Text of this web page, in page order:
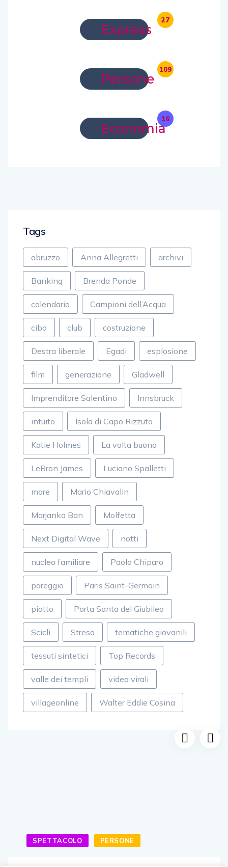
Express
27
Persone
109
Economia
16
Tags
abruzzo Anna Allegretti archivi
Banking Brenda Ponde
calendario Campioni dell’Acqua
cibo club costruzione
Destra liberale Egadi esplosione
film generazione Gladwell
Imprenditore Salentino Innsbruck
intuito Isola di Capo Rizzuto
Katie Holmes La volta buona
LeBron James Luciano Spalletti
mare Mario Chiavalin
Marjanka Ban Molfetta
Next Digital Wave notti
nucleo familiare Paolo Chiparo
pareggio Paris Saint-Germain
piatto Porta Santa del Giubileo
Scicli Stresa tematiche giovanili
tessuti sintetici Top Records
valle dei templi video virali
villageonline Walter Eddie Cosina
SPETTACOLO PERSONE